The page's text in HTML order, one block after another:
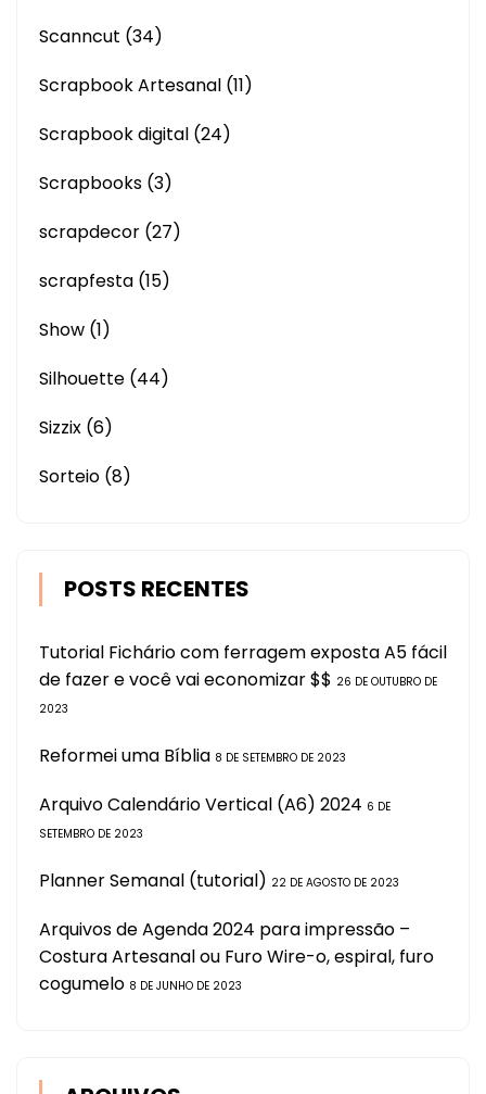
Scanncut (34)
Scrapbook Artesanal (11)
Scrapbook digital (24)
Scrapbooks (3)
scrapdecor (27)
scrapfesta (15)
Show (1)
Silhouette (44)
Sizzix (6)
Sorteio (8)
POSTS RECENTES
Tutorial Fichário com ferragem exposta A5 fácil
de fazer e você vai economizar $$ 26 DE OUTUBRO DE
2023
Reformei uma Bíblia 8 DE SETEMBRO DE 2023
Arquivo Calendário Vertical (A6) 2024 6 DE
SETEMBRO DE 2023
Planner Semanal (tutorial) 22 DE AGOSTO DE 2023
Arquivos de Agenda 2024 para impressão –
Costura Artesanal ou Furo Wire-o, espiral, furo
cogumelo 8 DE JUNHO DE 2023